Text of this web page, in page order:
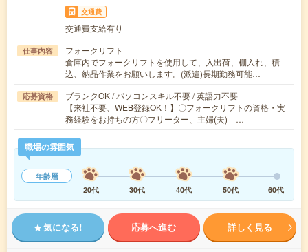
交通費
交通費支給有り
仕事内容
フォークリフト
倉庫内でフォークリフトを使用して、入出荷、棚入れ、積
込、納品作業をお願いします。(派遣)長期勤務可能…
応募資格
ブランクOK / パソコンスキル不要 / 英語力不要
【来社不要、WEB登録OK！】〇フォークリフトの資格・実
務経験をお持ちの方〇フリーター、主婦(夫) …
職場の雰囲気
年齢層
20代
30代 40代 50代 60代
気になる! 応募へ進む 詳しく見る